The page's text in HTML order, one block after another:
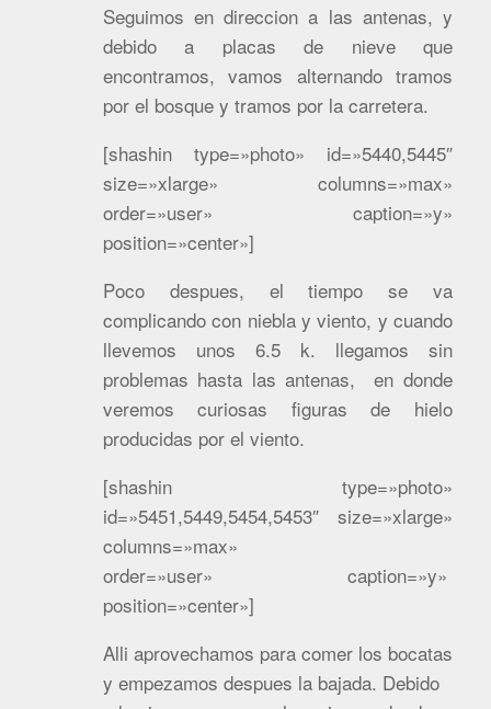
Seguimos en direccion a las antenas, y
debido a placas de nieve que
encontramos, vamos alternando tramos
por el bosque y tramos por la carretera.
[shashin type=»photo» id=»5440,5445″
size=»xlarge» columns=»max»
order=»user» caption=»y»
position=»center»]
Poco despues, el tiempo se va
complicando con niebla y viento, y cuando
llevemos unos 6.5 k. llegamos sin
problemas hasta las antenas, en donde
veremos curiosas figuras de hielo
producidas por el viento.
[shashin type=»photo»
id=»5451,5449,5454,5453″ size=»xlarge»
columns=»max»
order=»user» caption=»y»
position=»center»]
Alli aprovechamos para comer los bocatas
y empezamos despues la bajada. Debido